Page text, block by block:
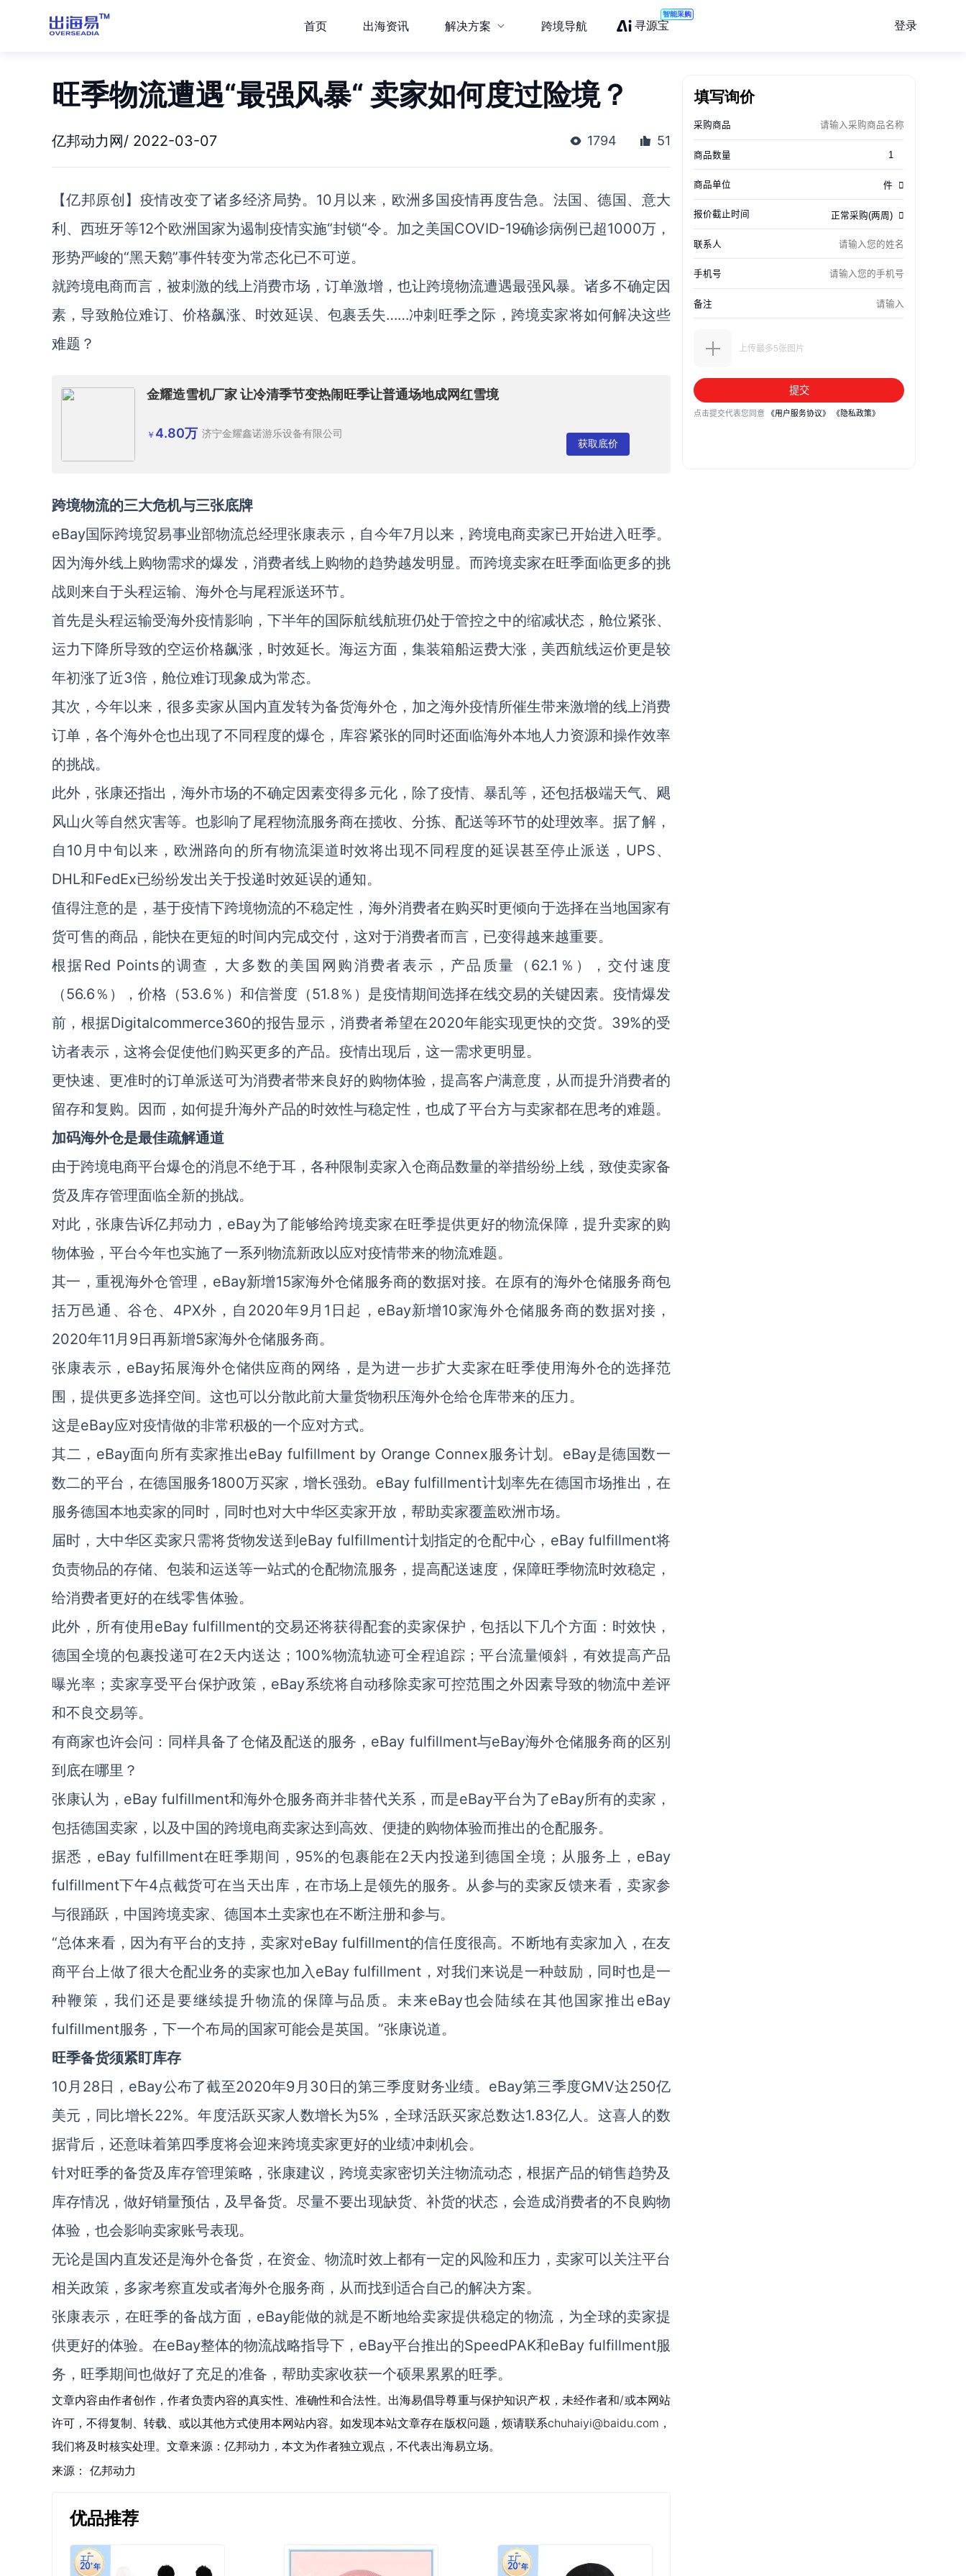
首页 出海资讯 解决方案 跨境导航 寻源宝
智能采购
登录
旺季物流遭遇“最强风暴“ 卖家如何度过险境？
亿邦动力网/ 2022-03-07 1794 51
【亿邦原创】疫情改变了诸多经济局势。10月以来，欧洲多国疫情再度告急。法国、德国、意大
利、西班牙等12个欧洲国家为遏制疫情实施“封锁“令。加之美国COVID-19确诊病例已超1000万，
形势严峻的“黑天鹅”事件转变为常态化已不可逆。
就跨境电商而言，被刺激的线上消费市场，订单激增，也让跨境物流遭遇最强风暴。诸多不确定因
素，导致舱位难订、价格飙涨、时效延误、包裹丢失……冲刺旺季之际，跨境卖家将如何解决这些
难题？
金耀造雪机厂家 让冷清季节变热闹旺季让普通场地成网红雪境
￥ 4.80万 济宁金耀鑫诺游乐设备有限公司
获取底价
跨境物流的三大危机与三张底牌
eBay国际跨境贸易事业部物流总经理张康表示，自今年7月以来，跨境电商卖家已开始进入旺季。
因为海外线上购物需求的爆发，消费者线上购物的趋势越发明显。而跨境卖家在旺季面临更多的挑
战则来自于头程运输、海外仓与尾程派送环节。
首先是头程运输受海外疫情影响，下半年的国际航线航班仍处于管控之中的缩减状态，舱位紧张、
运力下降所导致的空运价格飙涨，时效延长。海运方面，集装箱船运费大涨，美西航线运价更是较
年初涨了近3倍，舱位难订现象成为常态。
其次，今年以来，很多卖家从国内直发转为备货海外仓，加之海外疫情所催生带来激增的线上消费
订单，各个海外仓也出现了不同程度的爆仓，库容紧张的同时还面临海外本地人力资源和操作效率
的挑战。
此外，张康还指出，海外市场的不确定因素变得多元化，除了疫情、暴乱等，还包括极端天气、飓
风山火等自然灾害等。也影响了尾程物流服务商在揽收、分拣、配送等环节的处理效率。据了解，
自10月中旬以来，欧洲路向的所有物流渠道时效将出现不同程度的延误甚至停止派送，UPS、
DHL和FedEx已纷纷发出关于投递时效延误的通知。
值得注意的是，基于疫情下跨境物流的不稳定性，海外消费者在购买时更倾向于选择在当地国家有
货可售的商品，能快在更短的时间内完成交付，这对于消费者而言，已变得越来越重要。
根据Red Points的调查，大多数的美国网购消费者表示，产品质量（62.1％），交付速度
（56.6％），价格（53.6％）和信誉度（51.8％）是疫情期间选择在线交易的关键因素。疫情爆发
前，根据Digitalcommerce360的报告显示，消费者希望在2020年能实现更快的交货。39%的受
访者表示，这将会促使他们购买更多的产品。疫情出现后，这一需求更明显。
更快速、更准时的订单派送可为消费者带来良好的购物体验，提高客户满意度，从而提升消费者的
留存和复购。因而，如何提升海外产品的时效性与稳定性，也成了平台方与卖家都在思考的难题。
加码海外仓是最佳疏解通道
由于跨境电商平台爆仓的消息不绝于耳，各种限制卖家入仓商品数量的举措纷纷上线，致使卖家备
货及库存管理面临全新的挑战。
对此，张康告诉亿邦动力，eBay为了能够给跨境卖家在旺季提供更好的物流保障，提升卖家的购
物体验，平台今年也实施了一系列物流新政以应对疫情带来的物流难题。
其一，重视海外仓管理，eBay新增15家海外仓储服务商的数据对接。在原有的海外仓储服务商包
括万邑通、谷仓、4PX外，自2020年9月1日起，eBay新增10家海外仓储服务商的数据对接，
2020年11月9日再新增5家海外仓储服务商。
张康表示，eBay拓展海外仓储供应商的网络，是为进一步扩大卖家在旺季使用海外仓的选择范
围，提供更多选择空间。这也可以分散此前大量货物积压海外仓给仓库带来的压力。
这是eBay应对疫情做的非常积极的一个应对方式。
其二，eBay面向所有卖家推出eBay fulfillment by Orange Connex服务计划。eBay是德国数一
数二的平台，在德国服务1800万买家，增长强劲。eBay fulfillment计划率先在德国市场推出，在
服务德国本地卖家的同时，同时也对大中华区卖家开放，帮助卖家覆盖欧洲市场。
届时，大中华区卖家只需将货物发送到eBay fulfillment计划指定的仓配中心，eBay fulfillment将
负责物品的存储、包装和运送等一站式的仓配物流服务，提高配送速度，保障旺季物流时效稳定，
给消费者更好的在线零售体验。
此外，所有使用eBay fulfillment的交易还将获得配套的卖家保护，包括以下几个方面：时效快，
德国全境的包裹投递可在2天内送达；100%物流轨迹可全程追踪；平台流量倾斜，有效提高产品
曝光率；卖家享受平台保护政策，eBay系统将自动移除卖家可控范围之外因素导致的物流中差评
和不良交易等。
有商家也许会问：同样具备了仓储及配送的服务，eBay fulfillment与eBay海外仓储服务商的区别
到底在哪里？
张康认为，eBay fulfillment和海外仓服务商并非替代关系，而是eBay平台为了eBay所有的卖家，
包括德国卖家，以及中国的跨境电商卖家达到高效、便捷的购物体验而推出的仓配服务。
据悉，eBay fulfillment在旺季期间，95%的包裹能在2天内投递到德国全境；从服务上，eBay
fulfillment下午4点截货可在当天出库，在市场上是领先的服务。从参与的卖家反馈来看，卖家参
与很踊跃，中国跨境卖家、德国本土卖家也在不断注册和参与。
“总体来看，因为有平台的支持，卖家对eBay fulfillment的信任度很高。不断地有卖家加入，在友
商平台上做了很大仓配业务的卖家也加入eBay fulfillment，对我们来说是一种鼓励，同时也是一
种鞭策，我们还是要继续提升物流的保障与品质。未来eBay也会陆续在其他国家推出eBay
fulfillment服务，下一个布局的国家可能会是英国。”张康说道。
旺季备货须紧盯库存
10月28日，eBay公布了截至2020年9月30日的第三季度财务业绩。eBay第三季度GMV达250亿
美元，同比增长22%。年度活跃买家人数增长为5%，全球活跃买家总数达1.83亿人。这喜人的数
据背后，还意味着第四季度将会迎来跨境卖家更好的业绩冲刺机会。
针对旺季的备货及库存管理策略，张康建议，跨境卖家密切关注物流动态，根据产品的销售趋势及
库存情况，做好销量预估，及早备货。尽量不要出现缺货、补货的状态，会造成消费者的不良购物
体验，也会影响卖家账号表现。
无论是国内直发还是海外仓备货，在资金、物流时效上都有一定的风险和压力，卖家可以关注平台
相关政策，多家考察直发或者海外仓服务商，从而找到适合自己的解决方案。
张康表示，在旺季的备战方面，eBay能做的就是不断地给卖家提供稳定的物流，为全球的卖家提
供更好的体验。在eBay整体的物流战略指导下，eBay平台推出的SpeedPAK和eBay fulfillment服
务，旺季期间也做好了充足的准备，帮助卖家收获一个硕果累累的旺季。
文章内容由作者创作，作者负责内容的真实性、准确性和合法性。出海易倡导尊重与保护知识产权，未经作者和/或本网站
许可，不得复制、转载、或以其他方式使用本网站内容。如发现本站文章存在版权问题，烦请联系chuhaiyi@baidu.com，
我们将及时核实处理。文章来源：亿邦动力，本文为作者独立观点，不代表出海易立场。
来源： 亿邦动力
优品推荐
填写询价